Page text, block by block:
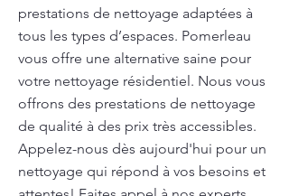
prestations de nettoyage adaptées à
tous les types d’espaces. Pomerleau
vous offre une alternative saine pour
votre nettoyage résidentiel. Nous vous
offrons des prestations de nettoyage
de qualité à des prix très accessibles.
Appelez-nous dès aujourd'hui pour un
nettoyage qui répond à vos besoins et